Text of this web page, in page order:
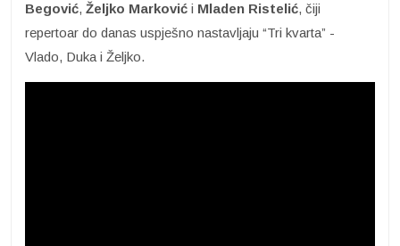
Begović, Željko Marković i Mladen Ristelić, čiji
repertoar do danas uspješno nastavljaju “Tri kvarta” -
Vlado, Duka i Željko.